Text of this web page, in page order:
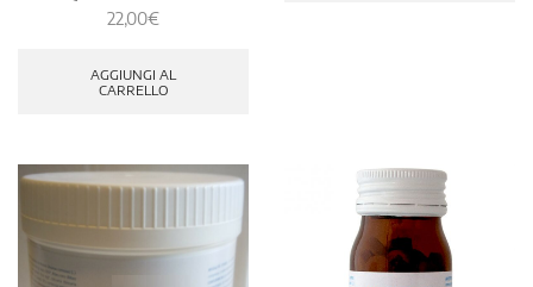
22,00€
AGGIUNGI AL
CARRELLO